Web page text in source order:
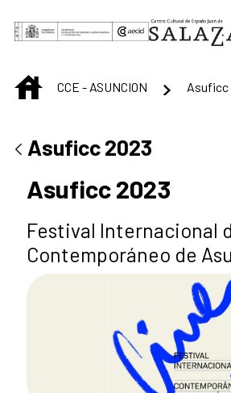
Saltar al contenido principal
INICIOCCE - ASUNCION Asuficc
Asuficc 2023
Asuficc 2023
Festival Internacional
Contemporáneo de